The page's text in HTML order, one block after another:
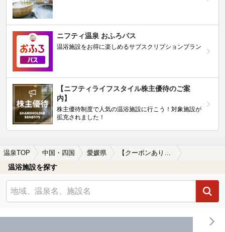
ニフティ温泉 おふろパス
温浴施設をお得に楽しめるサブスクリプションプラン
【ニフティライフスタイル株主優待のご案
内】
株主優待制度で人気の温浴施設に行こう！対象施設が
拡充されました！
温泉TOP 中国・四国 愛媛県 【クーポンあり】伊予鉄道高浜線周辺の温泉、日帰り温泉、スーパー銭湯を探す
温浴施設を探す